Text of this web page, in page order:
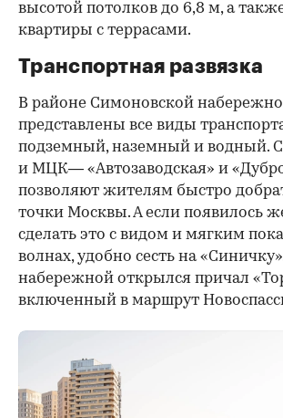
высотой потолков до 6,8 м, а
квартиры с террасами.
Транспортная развязка
В районе Симоновской
представлены все виды
подземный, наземный и водный.
и МЦК— «Автозаводская» и
позволяют жителям быстро
точки Москвы. А если появилось
сделать это с видом и мягким
волнах, удобно сесть на
набережной открылся причал
включенный в маршрут